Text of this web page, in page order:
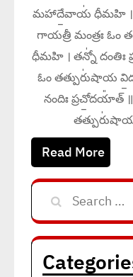
మహాదే॒వాయ॑ ధీమహి ।
గాయత్రీ మంత్రః ఓం
ధీమహి । తన్నో॑ దంతిః
ఓం తత్పురు॑షాయ
నందిః ప్రచో॒దయా᳚త్ ॥
Read More
Search
for: